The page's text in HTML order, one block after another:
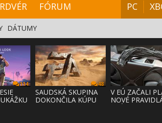
FÓRUM PC
DÁTUMY
114 48
SAUDSKÁ SKUPINA
DOKONČILA KÚPU
V EÚ ZAČALI
NOVÉ